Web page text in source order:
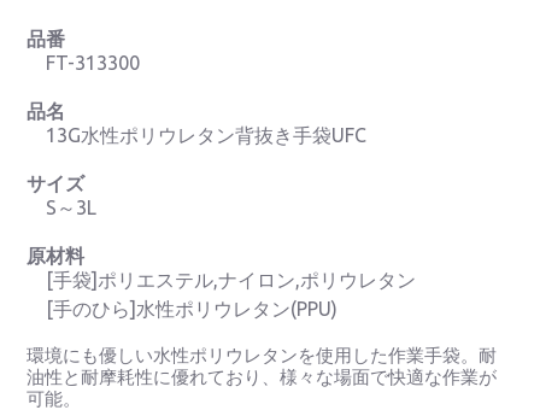
品番
FT-313300
品名
13G水性ポリウレタン背抜き手袋UFC
サイズ
S～3L
原材料
[手袋]ポリエステル,ナイロン,ポリウレタン
[手のひら]水性ポリウレタン(PPU)
環境にも優しい水性ポリウレタンを使用した作業手袋。耐
油性と耐摩耗性に優れており、様々な場面で快適な作業が
可能。